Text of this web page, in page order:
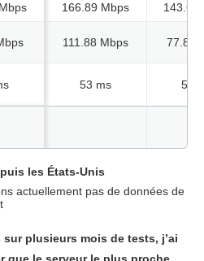
166.89 Mbps
111.88 Mbps
53 ms
66.42 Mbps
42 ms
143.62
77.82
54
103.06
les États-Unis
actuellement pas de données de
plusieurs mois de tests, j’ai